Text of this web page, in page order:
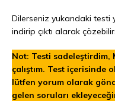
Dilerseniz yukarıdaki testi
indirip çıktı alarak
Not: Testi
çalıştım. Test içerisinde
lütfen yorum olarak
gelen soruları